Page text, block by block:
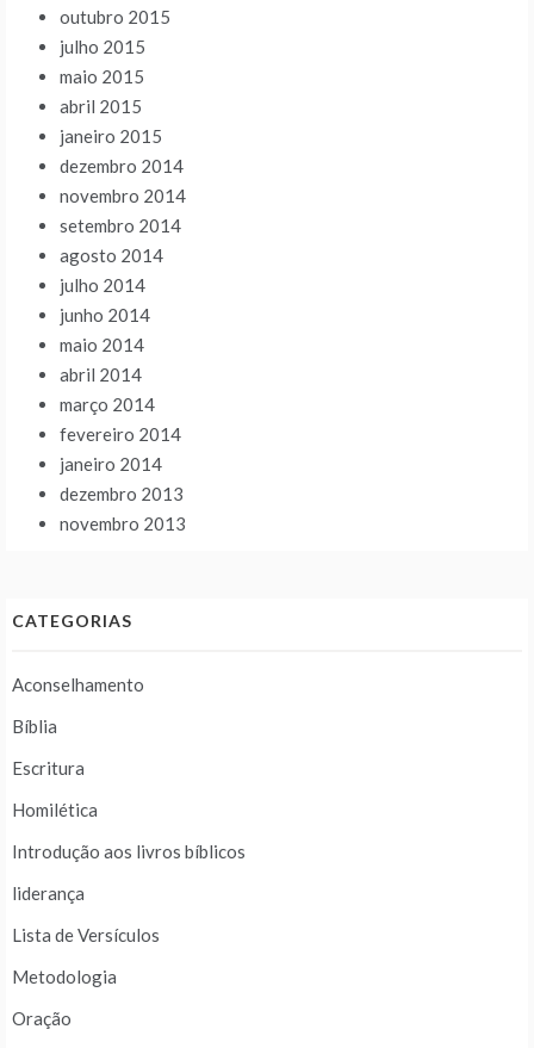
outubro 2015
julho 2015
maio 2015
abril 2015
janeiro 2015
dezembro 2014
novembro 2014
setembro 2014
agosto 2014
julho 2014
junho 2014
maio 2014
abril 2014
março 2014
fevereiro 2014
janeiro 2014
dezembro 2013
novembro 2013
CATEGORIAS
Aconselhamento
Bíblia
Escritura
Homilética
Introdução aos livros bíblicos
liderança
Lista de Versículos
Metodologia
Oração